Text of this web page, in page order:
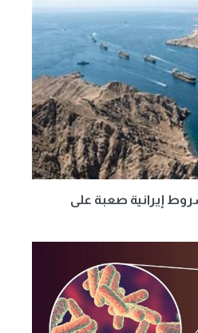
إيرانية صعبة على